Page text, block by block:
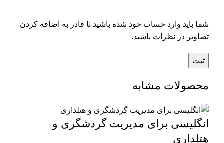
شما باید وارد حساب خود شده باشید تا قادر به اضافه کردن
تصاویر در نظرات باشید.
محصولات مشابه
انگلیسی برای مدیریت گردشگری و
هتلداری